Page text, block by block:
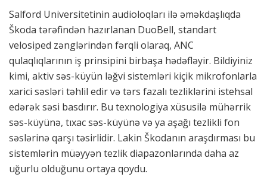
Salford Universitetinin audioloqları ilə əməkdaşlıqda
Škoda tərəfindən hazırlanan DuoBell, standart
velosiped zənglərindən fərqli olaraq, ANC
qulaqlıqlarının iş prinsipini birbaşa hədəfləyir. Bildiyiniz
kimi, aktiv səs-küyün ləğvi sistemləri kiçik mikrofonlarla
xarici səsləri təhlil edir və tərs fazalı tezliklərini istehsal
edərək səsi basdırır. Bu texnologiya xüsusilə mühərrik
səs-küyünə, tıxac səs-küyünə və ya aşağı tezlikli fon
səslərinə qarşı təsirlidir. Lakin Škodanın araşdırması bu
sistemlərin müəyyən tezlik diapazonlarında daha az
uğurlu olduğunu ortaya qoydu.